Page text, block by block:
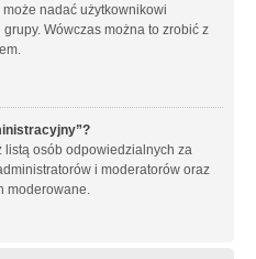
nadać użytkownikowi
Wówczas można to zrobić z
listą osób odpowiedzialnych za
i moderatorów oraz
moderowane.